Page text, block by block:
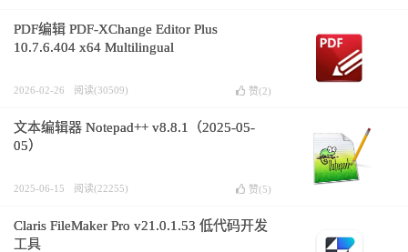
PDF编辑 PDF-XChange Editor Plus
10.7.6.404 x64 Multilingual
2026-02-26 阅读(30509) 赞(2)
文本编辑器 Notepad++ v8.8.1（2025-05-
05）
2025-06-15 阅读(22255) 赞(5)
Claris FileMaker Pro v21.0.1.53 低代码开发
工具